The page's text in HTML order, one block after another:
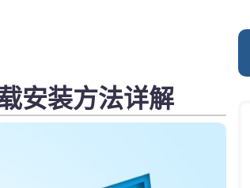
安装方法详解